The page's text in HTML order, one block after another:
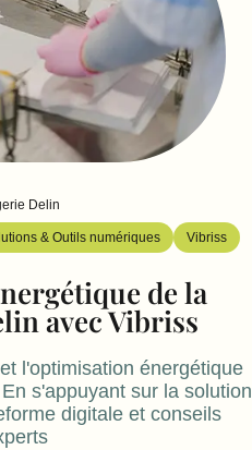
Delin
& Outils numériques Vibriss
de la
avec Vibriss
l'optimisation énergétique
s'appuyant sur la solution
digitale et conseils